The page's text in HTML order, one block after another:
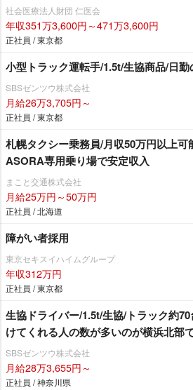
社会医療法人財団 仁医会
年収351万3,600円～471万3,600円
正社員 / 東京都
小型トラック運転手/1.5t/生協商品/日
SBSゼンツウ株式会社
月給26万3,705円～
正社員 / 東京都
札幌タクシー乗務員/月収50万円以上
ASORA専用乗り場で安定収入
まこと交通株式会社
月給25万円～50万円
正社員 / 北海道
障がい者採用
東京セキスイハイムグループ
年収312万円
正社員 / 東京都
生協ドライバー/1.5t/生協/トラック約
けてくれる人の数が多いのが横浜北部
SBSゼンツウ株式会社
月給28万3,655円～
正社員 / 神奈川県